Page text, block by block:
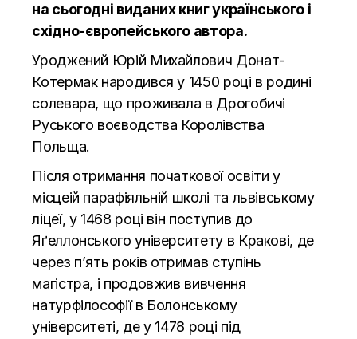
на сьогодні виданих книг українського і
східно-європейського автора.
Уроджений Юрій Михайлович Донат-
Котермак народився у 1450 році в родині
солевара, що проживала в Дрогобичі
Руського воєводства Королівства
Польща.
Після отримання початкової освіти у
місцеій парафіяльній школі та львівському
ліцеї, у 1468 році він поступив до
Яґеллонського університету в Кракові, де
через п’ять років отримав ступінь
магістра, і продовжив вивчення
натурфілософії в Болонському
університеті, де у 1478 році під